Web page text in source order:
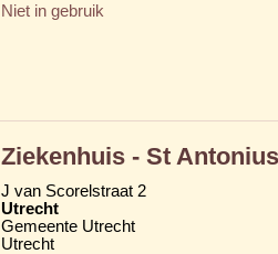
Niet in gebruik
Ziekenhuis - St
J van Scorelstraat 2
Utrecht
Gemeente Utrecht
Utrecht